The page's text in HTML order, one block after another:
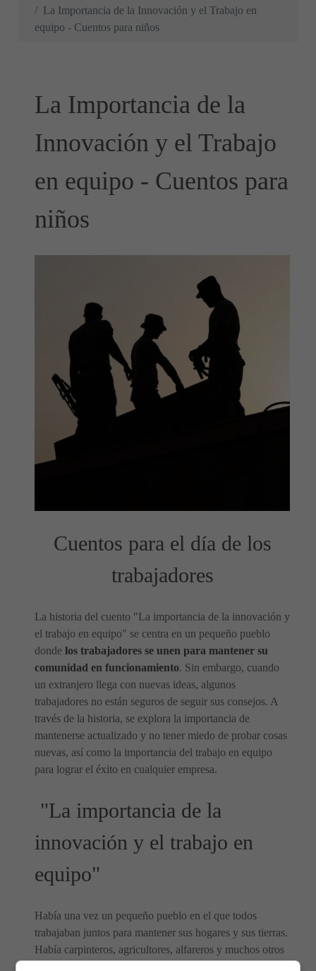
La Importancia de la Innovación y el Trabajo en
equipo - Cuentos para niños
La Importancia de la
Innovación y el Trabajo
en equipo - Cuentos para
niños
Cuentos para el día de los
trabajadores
La historia del cuento "La importancia de la innovación y
el trabajo en equipo" se centra en un pequeño pueblo
donde los trabajadores se unen para mantener su
comunidad en funcionamiento. Sin embargo, cuando
un extranjero llega con nuevas ideas, algunos
trabajadores no están seguros de seguir sus consejos. A
través de la historia, se explora la importancia de
mantenerse actualizado y no tener miedo de probar cosas
nuevas, así como la importancia del trabajo en equipo
para lograr el éxito en cualquier empresa.
"La importancia de la
innovación y el trabajo en
equipo"
Había una vez un pequeño pueblo en el que todos
trabajaban juntos para mantener sus hogares y sus tierras.
Había carpinteros, agricultores, alfareros y muchos otros